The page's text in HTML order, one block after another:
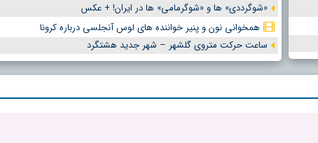
«شوگرددی» ها و «شوگرمامی» ها در ایران! + عکس
همخوانی نون و پنیر خواننده های لوس آنجلسی درباره کرونا
ساعت حرکت متروی گلشهر – شهر جدید هشتگرد